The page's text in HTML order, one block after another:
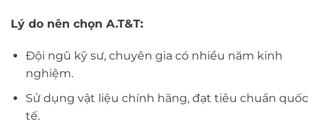
Lý do nên chọn A.T&T:
Đội ngũ kỹ sư, chuyên gia có nhiều năm kinh
nghiệm.
Sử dụng vật liệu chính hãng, đạt tiêu chuẩn quốc
tế.